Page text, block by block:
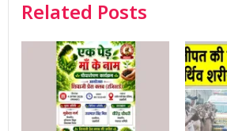
Related Posts